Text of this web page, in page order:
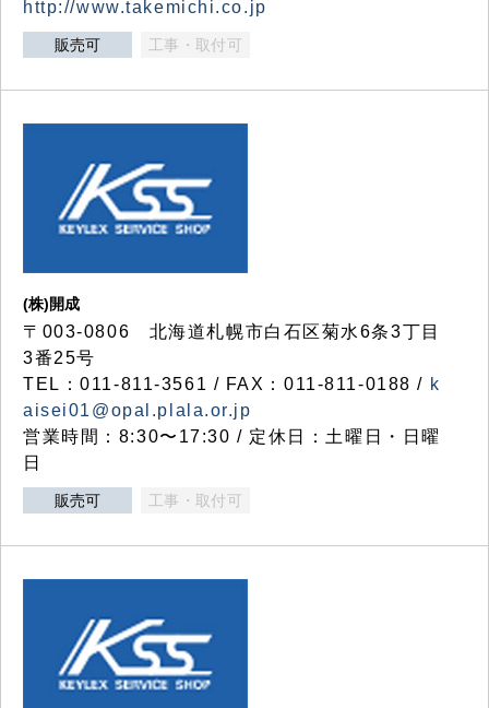
http://www.takemichi.co.jp
販売可 工事・取付可
(株)開成
〒003-0806 北海道札幌市白石区菊水6条3丁目
3番25号
TEL：011-811-3561 / FAX：011-811-0188 / k
aisei01@opal.plala.or.jp
営業時間：8:30〜17:30 / 定休日：土曜日・日曜
日
販売可 工事・取付可